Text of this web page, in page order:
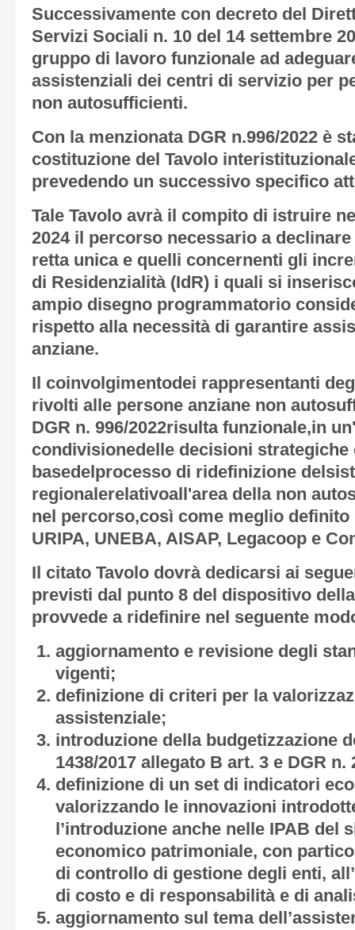
Successivamente con decreto del
Servizi Sociali n. 10 del 14 settembre
gruppo di lavoro funzionale ad
assistenziali dei centri di servizio per
non autosufficienti.
Con la menzionata DGR n.996/2022 è
costituzione del Tavolo
prevedendo un successivo specifico
Tale Tavolo avrà il compito di istruire
2024 il percorso necessario a
retta unica e quelli concernenti gli
di Residenzialità (IdR) i quali si
ampio disegno programmatorio
rispetto alla necessità di garantire
anziane.
Il coinvolgimentodei rappresentanti
rivolti alle persone anziane non
DGR n. 996/2022risulta funzionale,in
condivisionedelle decisioni
basedelprocesso di ridefinizione
regionalerelativoall'area della non
nel percorso,così come meglio
URIPA, UNEBA, AISAP, Legacoop e
Il citato Tavolo dovrà dedicarsi ai
previsti dal punto 8 del dispositivo
provvede a ridefinire nel seguente
aggiornamento e revisione degli
vigenti;
definizione di criteri per la
assistenziale;
introduzione della budgetizzazione
1438/2017 allegato B art. 3 e DGR n.
definizione di un set di indicatori
valorizzando le innovazioni
l’introduzione anche nelle IPAB del
economico patrimoniale, con
di controllo di gestione degli enti,
di costo e di responsabilità e di
aggiornamento sul tema